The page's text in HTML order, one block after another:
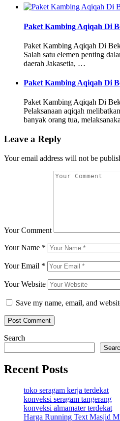
Paket Kambing Aqiqah Di
Paket Kambing Aqiqah Di
Salah satu elemen penting
daerah Jakasetia, …
Paket Kambing Aqiqah Di
Paket Kambing Aqiqah Di
Pelaksanaan aqiqah
banyak orang tua,
Leave a Reply
Your email address will not be
Your Comment
Your Name *
Your Email *
Your Website
Save my name, email, and
Search
Recent Posts
toko seragam kerja terdekat
konveksi seragam tangerang
konveksi almamater terdekat
Harga Running Text Masjid